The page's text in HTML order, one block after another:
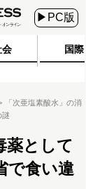
▶PC版
会 国際
「次亜塩素酸水」の消
謎
薬として
で食い違